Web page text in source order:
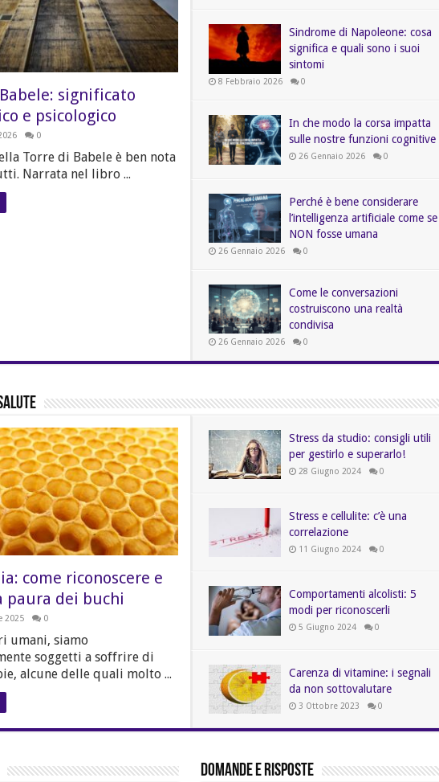
significato
e psicologico
0
Torre di Babele è ben nota
Narrata nel libro ...
Sindrome di Napoleone: cosa
significa e quali sono i suoi
sintomi
8 Febbraio 2026 0
In che modo la corsa impatta
sulle nostre funzioni cognitive
26 Gennaio 2026 0
Perché è bene considerare
l’intelligenza artificiale come se
NON fosse umana
26 Gennaio 2026 0
Come le conversazioni
costruiscono una realtà
condivisa
26 Gennaio 2026 0
come riconoscere e
paura dei buchi
2025 0
umani, siamo
soggetti a soffrire di
alcune delle quali molto ...
Stress da studio: consigli utili
per gestirlo e superarlo!
28 Giugno 2024 0
Stress e cellulite: c’è una
correlazione
11 Giugno 2024 0
Comportamenti alcolisti: 5
modi per riconoscerli
5 Giugno 2024 0
Carenza di vitamine: i segnali
da non sottovalutare
3 Ottobre 2023 0
Domande e Risposte